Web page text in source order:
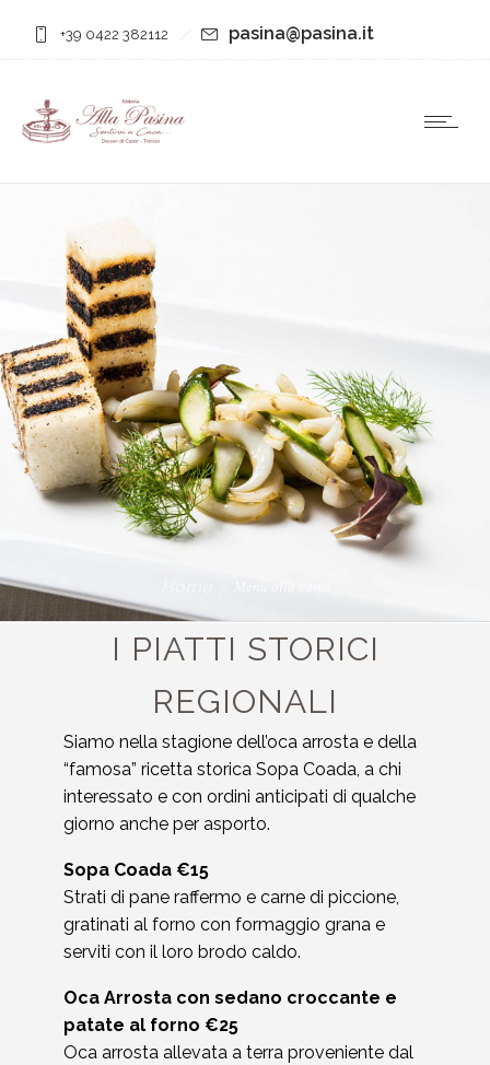
+39 0422 382112 pasina@pasina.it
I PIATTI STORICI
REGIONALI
Siamo nella stagione dell’oca arrosta e della
“famosa” ricetta storica Sopa Coada, a chi
interessato e con ordini anticipati di qualche
giorno anche per asporto.
Sopa Coada €15
Strati di pane raffermo e carne di piccione,
gratinati al forno con formaggio grana e
serviti con il loro brodo caldo.
Oca Arrosta con sedano croccante e
patate al forno €25
Oca arrosta allevata a terra proveniente dal